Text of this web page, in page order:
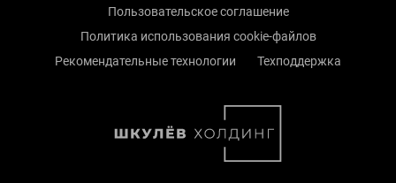
Пользовательское соглашение
Политика использования cookie-файлов
Рекомендательные технологии
Техподдержка